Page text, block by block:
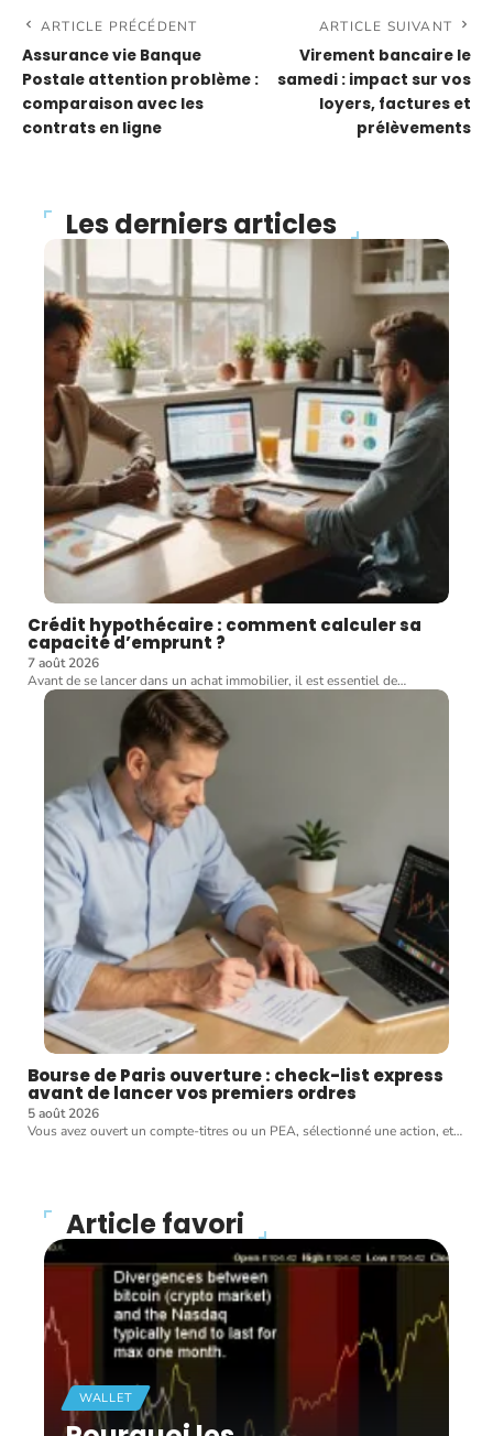
ARTICLE PRÉCÉDENT
Assurance vie Banque
Postale attention problème :
comparaison avec les
contrats en ligne
ARTICLE SUIVANT
Virement bancaire le
samedi : impact sur vos
loyers, factures et
prélèvements
Les derniers articles
Crédit hypothécaire : comment calculer sa
capacité d’emprunt ?
7 août 2026
Avant de se lancer dans un achat immobilier, il est essentiel de…
Bourse de Paris ouverture : check-list express
avant de lancer vos premiers ordres
5 août 2026
Vous avez ouvert un compte-titres ou un PEA, sélectionné une action, et…
Article favori
WALLET